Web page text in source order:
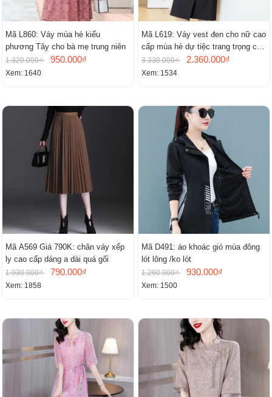
Mã L860: Váy mùa hè kiểu
phương Tây cho bà mẹ trung niên
1.320.000₫ 950.000₫
Xem: 1640
Mã L619: Váy vest đen cho nữ cao
cấp mùa hè dự tiệc trang trọng cao
cấp
3.330.000₫ 2.360.000₫
Xem: 1534
Mã A569 Giá 790K: chân váy xếp
ly cao cấp dáng a dài quá gối
1.030.000₫ 790.000₫
Xem: 1858
Mã D491: áo khoác gió mùa đông
lót lông /ko lót
1.260.000₫ 930.000₫
Xem: 1500